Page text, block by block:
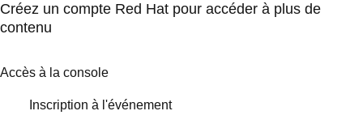
Créez un compte Red Hat pour accéder à plus de
contenu
Accès à la console
Inscription à l'événement